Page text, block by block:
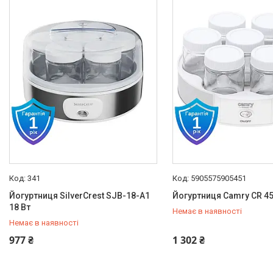
Техніка для кухні
Кухонні комбайни/Тістоміси
Мʼясорубки
Блендери
Кавоварки
Електрочайники
Грилі
Мультиварки
Аерогрилі
Вафельниці
341
Йогуртниця SilverCrest SJB-18-A1
18 Вт
Немає в наявності
977 ₴
5905575905451
Йогуртниця Camry CR
Немає в наявності
1 302 ₴